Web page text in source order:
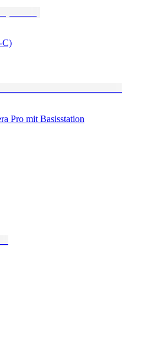
C)
Pro mit Basisstation